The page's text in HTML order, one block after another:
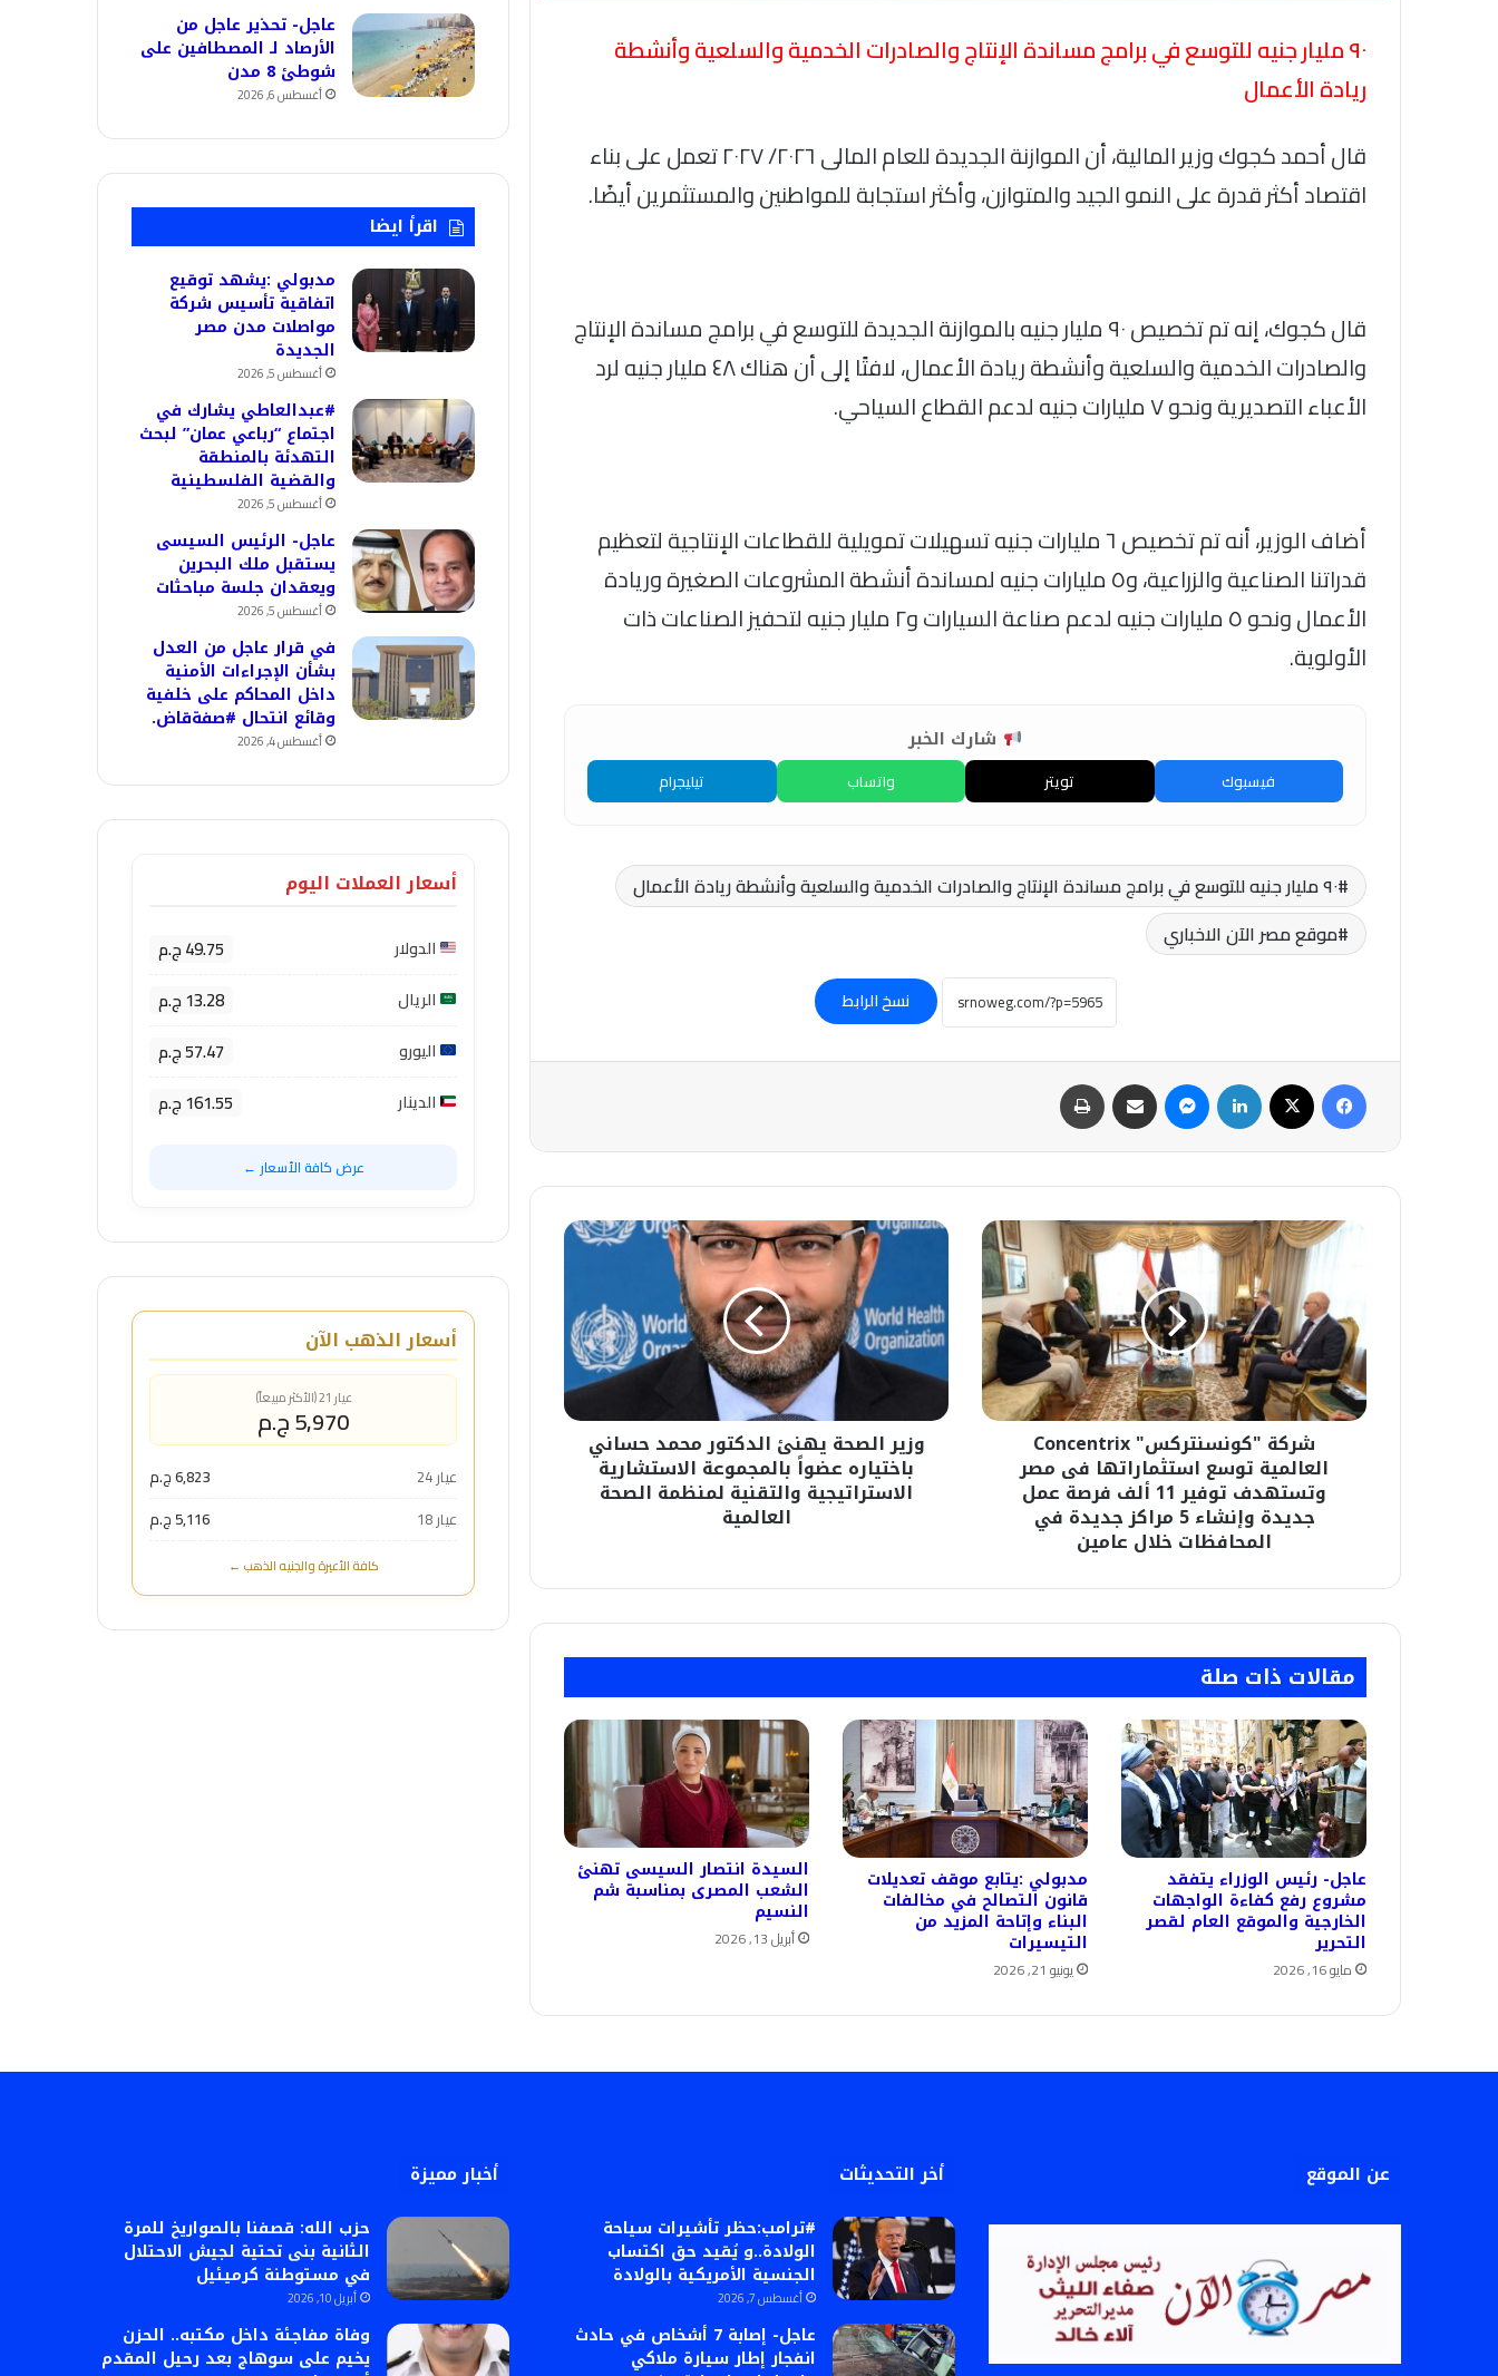
٩٠ مليار جنيه للتوسع في برامج مساندة الإنتاج والصادرات الخدمية والسلعية وأنشطة
ريادة الأعمال
قال أحمد كجوك وزير المالية، أن الموازنة الجديدة للعام المالى ٢٠٢٦/ ٢٠٢٧ تعمل على بناء
اقتصاد أكثر قدرة على النمو الجيد والمتوازن، وأكثر استجابة للمواطنين والمستثمرين أيضًا.
قال كجوك، إنه تم تخصيص ٩٠ مليار جنيه بالموازنة الجديدة للتوسع في برامج مساندة الإنتاج
والصادرات الخدمية والسلعية وأنشطة ريادة الأعمال، لافتًا إلى أن هناك ٤٨ مليار جنيه لرد
الأعباء التصديرية ونحو ٧ مليارات جنيه لدعم القطاع السياحي.
أضاف الوزير، أنه تم تخصيص ٦ مليارات جنيه تسهيلات تمويلية للقطاعات الإنتاجية لتعظيم
قدراتنا الصناعية والزراعية، و٥ مليارات جنيه لمساندة أنشطة المشروعات الصغيرة وريادة
الأعمال ونحو ٥ مليارات جنيه لدعم صناعة السيارات و٢ مليار جنيه لتحفيز الصناعات ذات
الأولوية.
شارك الخبر
فيسبوك تويتر واتساب تيليجرام
٩٠ مليار جنيه للتوسع في برامج مساندة الإنتاج والصادرات الخدمية والسلعية وأنشطة ريادة الأعمال
موقع مصر الآن الاخباري
نسخ الرابط
فيسبوك لينكدإن ماسنجر مشاركة عبر البريد
شركة
"كونسنتركس"
Concentrix
العالمية
توسع
استثماراتها
فى
مصر
وتستهدف
مراكز
جديدة
في
المحافظات
خلال
عامين
شركة "كونسنتركس" Concentrix
العالمية توسع استثماراتها فى مصر
وتستهدف توفير 11 ألف فرصة عمل
جديدة وإنشاء 5 مراكز جديدة في
المحافظات خلال عامين
وزير
الدكتور
محمد
حساني
باختياره
بالمجموعة
الاستشارية
الاستراتيجية
والتقنية
وزير الصحة يهنئ الدكتور محمد حساني
باختياره عضواً بالمجموعة الاستشارية
الاستراتيجية والتقنية لمنظمة الصحة
العالمية
مقالات ذات صلة
عاجل- رئيس الوزراء يتفقد
مشروع رفع كفاءة الواجهات
الخارجية والموقع العام لقصر
التحرير
مايو 16, 2026
مدبولي :يتابع موقف تعديلات
قانون التصالح في مخالفات
البناء وإتاحة المزيد من
التيسيرات
يونيو 21, 2026
السيدة انتصار السيسى تهنئ
الشعب المصرى بمناسبة شم
النسيم
أبريل 13, 2026
عاجل- تحذير عاجل من
الأرصاد لـ المصطافين على
شوطئ 8 مدن
أغسطس 6, 2026
اقرأ ايضا
مدبولي :يشهد توقيع
اتفاقية تأسيس شركة
مواصلات مدن مصر
الجديدة
أغسطس 5, 2026
#عبدالعاطي يشارك في
اجتماع “رباعي عمان” لبحث
التهدئة بالمنطقة
والقضية الفلسطينية
أغسطس 5, 2026
عاجل- الرئيس السيسى
يستقبل ملك البحرين
ويعقدان جلسة مباحثات
أغسطس 5, 2026
في قرار عاجل من العدل
بشأن الإجراءات الأمنية
داخل المحاكم على خلفية
وقائع انتحال #صفةقاض.
أغسطس 4, 2026
أسعار العملات اليوم
الدولار 49.75 ج.م
الريال 13.28 ج.م
اليورو 57.47 ج.م
الدينار 161.55 ج.م
عرض كافة الأسعار ←
أسعار الذهب الآن
عيار 21 (الأكثر مبيعاً)
5,970 ج.م
عيار 24
6,823 ج.م
عيار 18
5,116 ج.م
كافة الأعيرة والجنيه الذهب ←
عن الموقع أخر التحديثات
#ترامب:حظر تأشيرات سياحة
الولادة..و يُقيد حق اكتساب
الجنسية الأمريكية بالولادة
أغسطس 7, 2026
عاجل- إصابة 7 أشخاص في حادث
انفجار إطار سيارة ملاكي
أخبار مميزة
حزب الله: قصفنا بالصواريخ للمرة
الثانية بنى تحتية لجيش الاحتلال
في مستوطنة كرميئيل
أبريل 10, 2026
وفاة مفاجئة داخل مكتبه.. الحزن
يخيم على سوهاج بعد رحيل المقدم